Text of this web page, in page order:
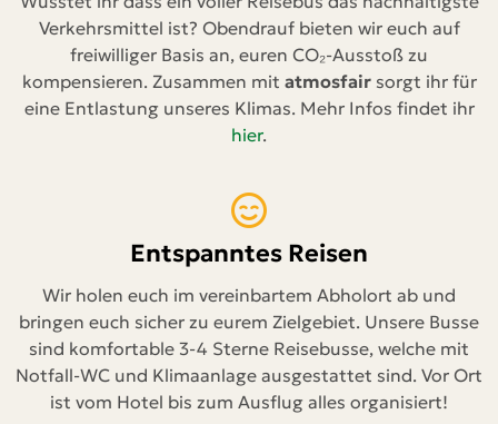
Verkehrsmittel ist? Obendrauf bieten wir euch auf
freiwilliger Basis an, euren CO₂-Ausstoß zu
kompensieren. Zusammen mit atmosfairsorgt ihr für
eine Entlastung unseres Klimas. Mehr Infos findet ihr
hier.
Entspanntes Reisen
Wir holen euch im vereinbartem Abholort ab und
bringen euch sicher zu eurem Zielgebiet. Unsere Busse
sind komfortable 3-4 Sterne Reisebusse, welche mit
Notfall-WC und Klimaanlage ausgestattet sind. Vor Ort
ist vom Hotel bis zum Ausflug alles organisiert!